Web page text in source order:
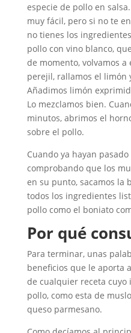
especie de pollo en
muy fácil, pero si no te
no tienes los
pollo con vino blanco,
de momento, volvamos a
perejil, rallamos el limón
Añadimos limón
Lo mezclamos bien.
minutos, abrimos el
sobre el pollo.
Cuando ya hayan
comprobando que los
en su punto, sacamos la
todos los ingredientes
pollo como el boniato
Por qué
Para terminar, unas
beneficios que le aporta
de cualquier receta
pollo, como esta de
queso parmesano.